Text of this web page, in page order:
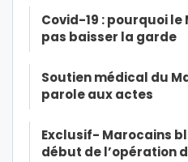
Covid-19 : pourquoi le
pas baisser la garde
Soutien médical du
parole aux actes
Exclusif- Marocains
début de l’opération